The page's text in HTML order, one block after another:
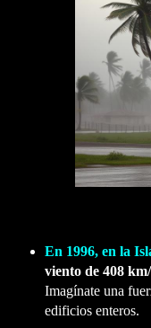
En 1996, en la
viento de 408
Imagínate una
edificios enteros.